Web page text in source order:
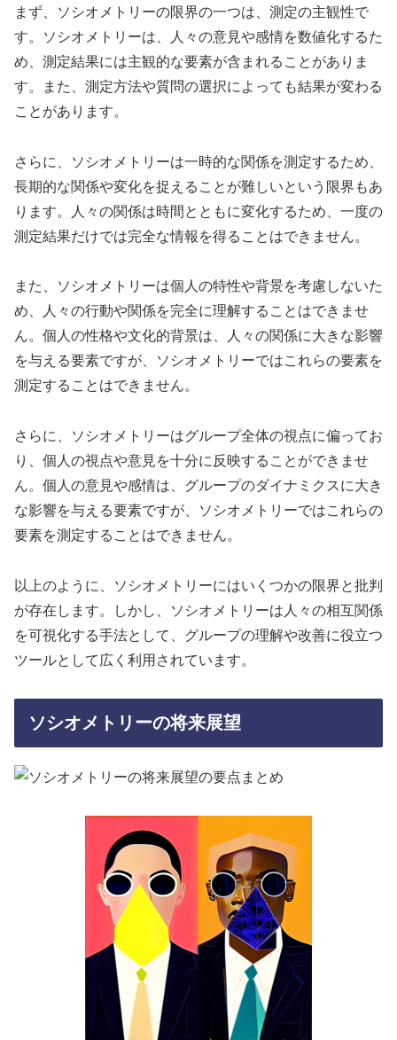
まず、ソシオメトリーの限界の一つは、測定の主観性で
す。ソシオメトリーは、人々の意見や感情を数値化するた
め、測定結果には主観的な要素が含まれることがありま
す。また、測定方法や質問の選択によっても結果が変わる
ことがあります。
さらに、ソシオメトリーは一時的な関係を測定するため、
長期的な関係や変化を捉えることが難しいという限界もあ
ります。人々の関係は時間とともに変化するため、一度の
測定結果だけでは完全な情報を得ることはできません。
また、ソシオメトリーは個人の特性や背景を考慮しないた
め、人々の行動や関係を完全に理解することはできませ
ん。個人の性格や文化的背景は、人々の関係に大きな影響
を与える要素ですが、ソシオメトリーではこれらの要素を
測定することはできません。
さらに、ソシオメトリーはグループ全体の視点に偏ってお
り、個人の視点や意見を十分に反映することができませ
ん。個人の意見や感情は、グループのダイナミクスに大き
な影響を与える要素ですが、ソシオメトリーではこれらの
要素を測定することはできません。
以上のように、ソシオメトリーにはいくつかの限界と批判
が存在します。しかし、ソシオメトリーは人々の相互関係
を可視化する手法として、グループの理解や改善に役立つ
ツールとして広く利用されています。
ソシオメトリーの将来展望